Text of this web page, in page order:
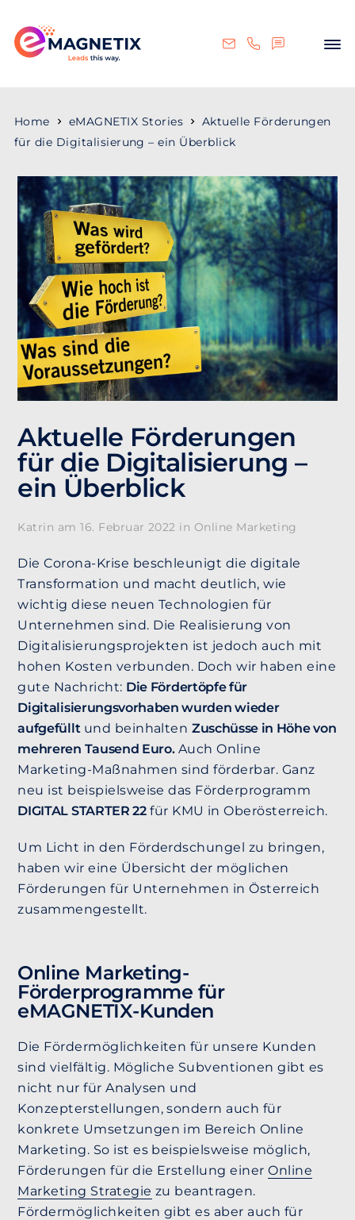
Home eMAGNETIX Stories
Aktuelle Förderungen
für die Digitalisierung – ein Überblick
Aktuelle Förderungen
für die Digitalisierung –
ein Überblick
Katrin am16. Februar 2022 in Online Marketing
Die Corona-Krise beschleunigt die digitale
Transformation und macht deutlich, wie
wichtig diese neuen Technologien für
Unternehmen sind. Die Realisierung von
Digitalisierungsprojekten ist jedoch auch mit
hohen Kosten verbunden. Doch wir haben eine
gute Nachricht: Die Fördertöpfe für
Digitalisierungsvorhaben wurden wieder
aufgefülltund beinhalten Zuschüsse in Höhe von
mehreren Tausend Euro.Auch Online
Marketing-Maßnahmen sind förderbar. Ganz
neu ist beispielsweise das Förderprogramm
DIGITAL STARTER 22für KMU in Oberösterreich.
Um Licht in den Förderdschungel zu bringen,
haben wir eine Übersicht der möglichen
Förderungen für Unternehmen in Österreich
zusammengestellt.
Online Marketing-
Förderprogramme für
eMAGNETIX-Kunden
Die Fördermöglichkeiten für unsere Kunden
sind vielfältig. Mögliche Subventionen gibt es
nicht nur für Analysen und
Konzepterstellungen, sondern auch für
konkrete Umsetzungen im Bereich Online
Marketing. So ist es beispielsweise möglich,
Förderungen für die Erstellung einerOnline
Marketing Strategie zu beantragen.
Fördermöglichkeiten gibt es aber auch für